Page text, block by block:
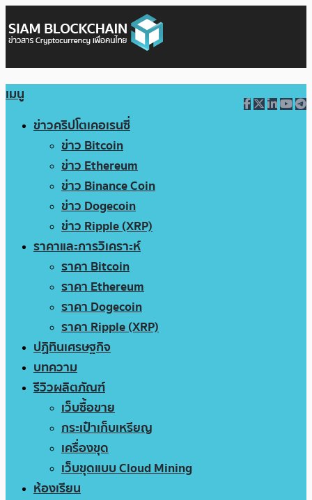
เมนู
ข่าวคริปโตเคอเรนซี่
ข่าว Bitcoin
ข่าว Ethereum
ข่าว Binance Coin
ข่าว Dogecoin
ข่าว Ripple (XRP)
ราคาและการวิเคราะห์
ราคา Bitcoin
ราคา Ethereum
ราคา Dogecoin
ราคา Ripple (XRP)
ปฏิทินเศรษฐกิจ
บทความ
รีวิวผลิตภัณฑ์
เว็บซื้อขาย
กระเป๋าเก็บเหรียญ
เครื่องขุด
เว็บขุดแบบ Cloud Mining
ห้องเรียน